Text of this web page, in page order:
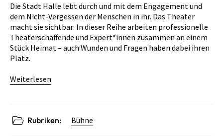
Die Stadt Halle lebt durch und mit dem Engagement und
dem Nicht-Vergessen der Menschen in ihr. Das Theater
macht sie sichtbar: In dieser Reihe arbeiten professionelle
Theaterschaffende und Expert*innen zusammen an einem
Stück Heimat – auch Wunden und Fragen haben dabei ihren
Platz.
Weiterlesen
Rubriken: Bühne